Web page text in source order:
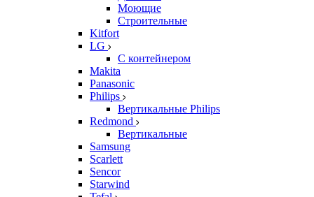
Моющие
Строительные
Kitfort
LG
С контейнером
Makita
Panasonic
Philips
Вертикальные Philips
Redmond
Вертикальные
Samsung
Scarlett
Sencor
Starwind